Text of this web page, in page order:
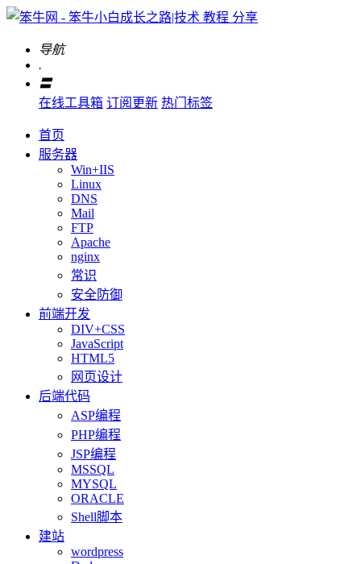
导航
.
〓
在线工具箱 订阅更新 热门标签
首页
服务器
Win+IIS
Linux
DNS
Mail
FTP
Apache
nginx
常识
安全防御
前端开发
DIV+CSS
JavaScript
HTML5
网页设计
后端代码
ASP编程
PHP编程
JSP编程
MSSQL
MYSQL
ORACLE
Shell脚本
建站
wordpress